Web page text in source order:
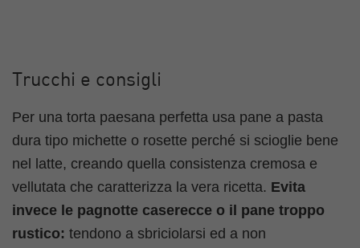
Trucchi e consigli
Per una torta paesana perfetta usa pane a pasta
dura tipo michette o rosette perché si scioglie bene
nel latte, creando quella consistenza cremosa e
vellutata che caratterizza la vera ricetta. Evita
invece le pagnotte caserecce o il pane troppo
rustico: tendono a sbriciolarsi ed a non